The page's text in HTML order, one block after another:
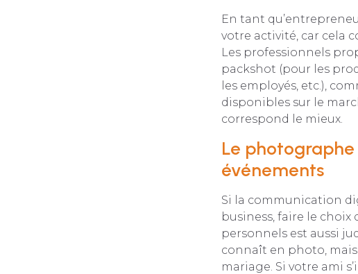
En tant
votre activité, car cela
Les professionnels
packshot (pour les
les employés, etc.),
disponibles sur le
correspond le mieux.
Le
événements
Si la communication
business, faire le
personnels est aussi
connaît en photo, mais
mariage. Si votre ami